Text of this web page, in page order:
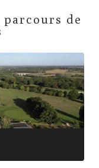
de